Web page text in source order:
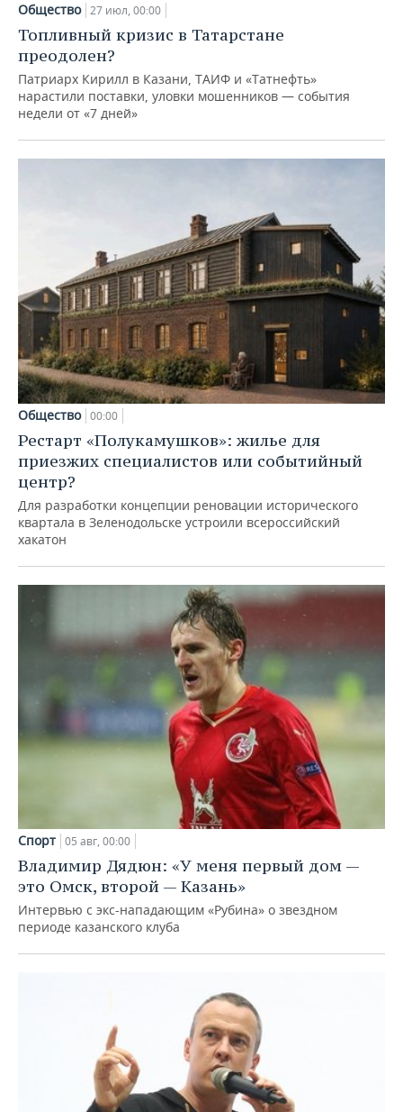
Общество 27 июл, 00:00
Топливный кризис в Татарстане
преодолен?
Патриарх Кирилл в Казани, ТАИФ и «Татнефть»
нарастили поставки, уловки мошенников — события
недели от «7 дней»
Общество 00:00
Рестарт «Полукамушков»: жилье для
приезжих специалистов или событийный
центр?
Для разработки концепции реновации исторического
квартала в Зеленодольске устроили всероссийский
хакатон
Спорт 05 авг, 00:00
Владимир Дядюн: «У меня первый дом —
это Омск, второй — Казань»
Интервью с экс-нападающим «Рубина» о звездном
периоде казанского клуба